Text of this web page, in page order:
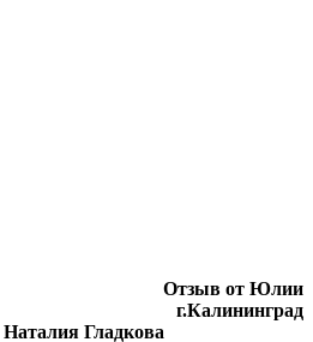
Отзыв от Юлии
г.Калининград